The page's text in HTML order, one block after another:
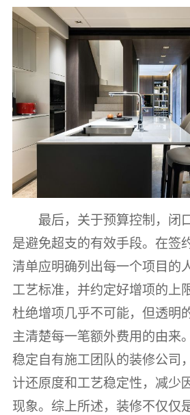
最后，关于预算控制，闭
是避免超支的有效手段。在签
清单应明确列出每一个项目的
工艺标准，并约定好增项的上
杜绝增项几乎不可能，但透明
主清楚每一笔额外费用的由来
稳定自有施工团队的装修公司
计还原度和工艺稳定性，减少
现象。综上所述，装修不仅仅